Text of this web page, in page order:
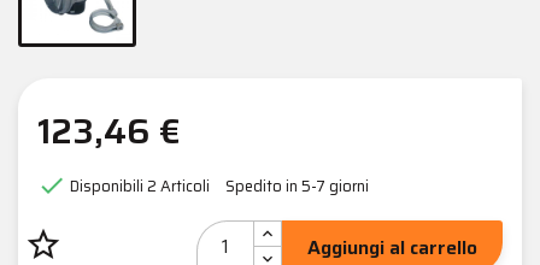
123,46 €
 Disponibili2 Articoli Spedito in 5-7 giorni
star_border
Aggiungi al carrello